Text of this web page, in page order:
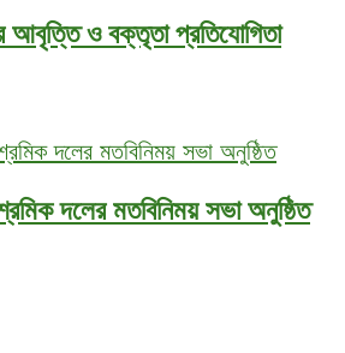
আবৃত্তি ও বক্তৃতা প্রতিযোগিতা
দলের মতবিনিময় সভা অনুষ্ঠিত